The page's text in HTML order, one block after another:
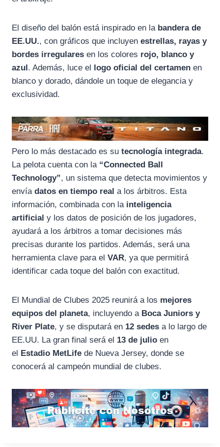
El diseño del balón está inspirado en la bandera de
EE.UU., con gráficos que incluyen estrellas, rayas y
bordes irregulares en los colores rojo, blanco y
azul. Además, luce el logo oficial del certamen en
blanco y dorado, dándole un toque de elegancia y
exclusividad.
Pero lo más destacado es su tecnología integrada.
La pelota cuenta con la “Connected Ball
Technology”, un sistema que detecta movimientos y
envía datos en tiempo real a los árbitros. Esta
información, combinada con la inteligencia
artificial y los datos de posición de los jugadores,
ayudará a los árbitros a tomar decisiones más
precisas durante los partidos. Además, será una
herramienta clave para el VAR, ya que permitirá
identificar cada toque del balón con exactitud.
El Mundial de Clubes 2025 reunirá a los mejores
equipos del planeta, incluyendo a Boca Juniors y
River Plate, y se disputará en 12 sedes a lo largo de
EE.UU. La gran final será el 13 de julio en
el Estadio MetLife de Nueva Jersey, donde se
conocerá al campeón mundial de clubes.